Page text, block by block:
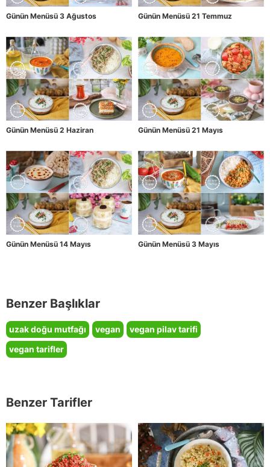
Günün Menüsü 3 Ağustos Günün Menüsü 21 Temmuz
Günün Menüsü 2 Haziran Günün Menüsü 21 Mayıs
Günün Menüsü 14 Mayıs Günün Menüsü 3 Mayıs
Benzer Başlıklar
uzak doğu mutfağı vegan
vegan pilav tarifi
vegan tarifler
Benzer Tarifler